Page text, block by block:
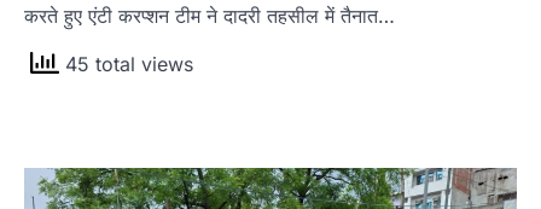
करते हुए एंटी करप्शन टीम ने दादरी तहसील में तैनात…
45 total views